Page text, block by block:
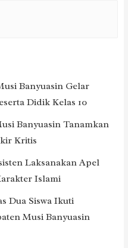
Banyuasin Gelar
Didik Kelas 10
Banyuasin Tanamkan
Kritis
Laksanakan Apel
Islami
Dua Siswa Ikuti
Musi Banyuasin